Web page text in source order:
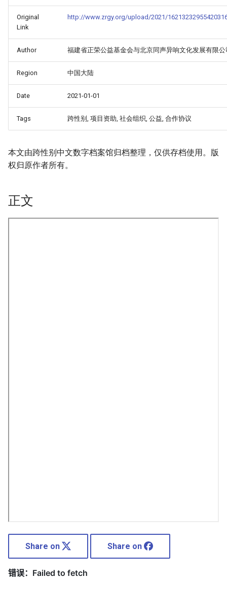
Original
Link
http://www.zrgy.org/upload/2021/
Author 福建省正荣公益基金会与北京同声异响文化发展有限公
Region 中国大陆
Date 2021-01-01
Tags 跨性别, 项目资助, 社会组织, 公益, 合作协议
本文由跨性别中文数字档案馆归档整理，仅供存档使用。版
权归原作者所有。
正文
Share on Share on